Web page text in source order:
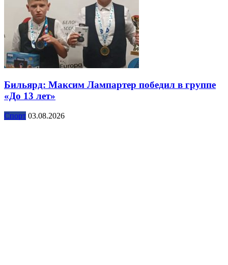
Бильярд: Максим Лампартер победил в группе
«До 13 лет»
Спорт 03.08.2026